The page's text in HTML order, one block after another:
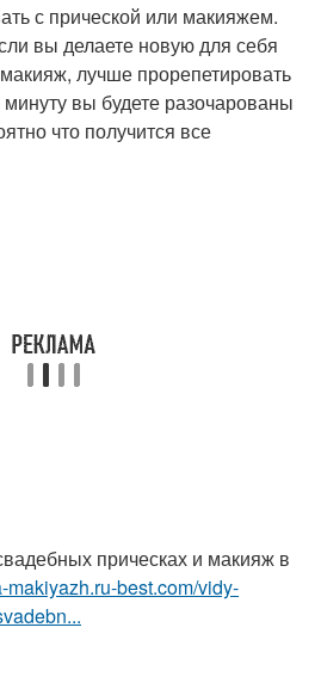
с прической или макияжем.
вы делаете новую для себя
лучше прорепетировать
вы будете разочарованы
что получится все
прическах и макияж в
makiyazh.ru-best.com/vidy-